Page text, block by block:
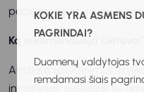
KOKIE YRA ASMENS
PAGRINDAI?
Duomenų valdytojas
remdamasi šiais
padeda išgirsti jaunų
Ką rekomenduoja Lietuvai?
Amžiaus užtikrinimas:
iniciatyvas, susijusias su